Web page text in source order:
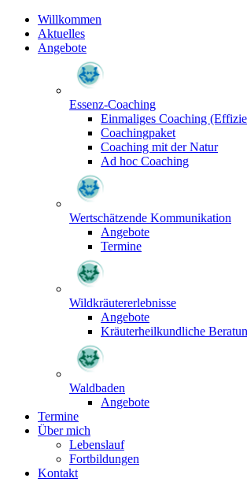
Willkommen
Aktuelles
Angebote
Essenz-Coaching
Einmaliges Coaching
Coachingpaket
Coaching mit der Natur
Ad hoc Coaching
Wertschätzende Kommunikation
Angebote
Termine
Wildkräutererlebnisse
Angebote
Kräuterheilkundliche
Waldbaden
Angebote
Termine
Über mich
Lebenslauf
Fortbildungen
Kontakt